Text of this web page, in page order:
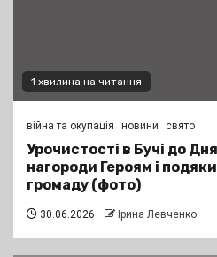
1 хвилина на читання
війна та окупація новини свято
Урочистості в Бучі до
нагороди Героям і
громаду (фото)
30.06.2026 Ірина Левченко